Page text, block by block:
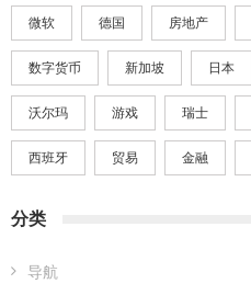
微软 德国 房地产
数字货币 新加坡 日本
沃尔玛 游戏 瑞士
西班牙 贸易 金融
分类
导航